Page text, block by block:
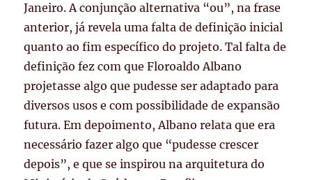
Janeiro. A conjunção alternativa “ou”, na frase
anterior, já revela uma falta de definição inicial
quanto ao fim específico do projeto. Tal falta de
definição fez com que Floroaldo Albano
projetasse algo que pudesse ser adaptado para
diversos usos e com possibilidade de expansão
futura. Em depoimento, Albano relata que era
necessário fazer algo que “pudesse crescer
depois”, e que se inspirou na arquitetura do